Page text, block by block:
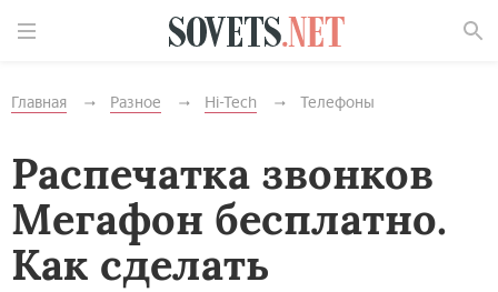
Главная Разное Hi-Tech Телефоны
Распечатка звонков
Мегафон бесплатно.
Как сделать